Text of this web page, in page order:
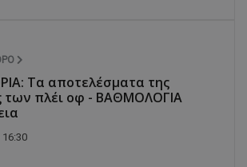
Τα αποτελέσματα της
των πλέι οφ - ΒΑΘΜΟΛΟΓΙΑ
16:30